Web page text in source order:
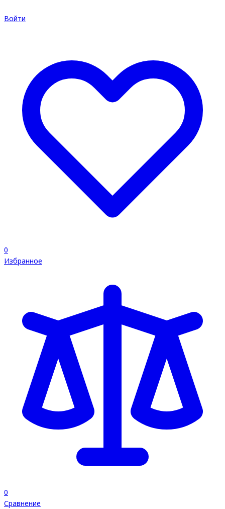
Войти
0
Избранное
0
Сравнение